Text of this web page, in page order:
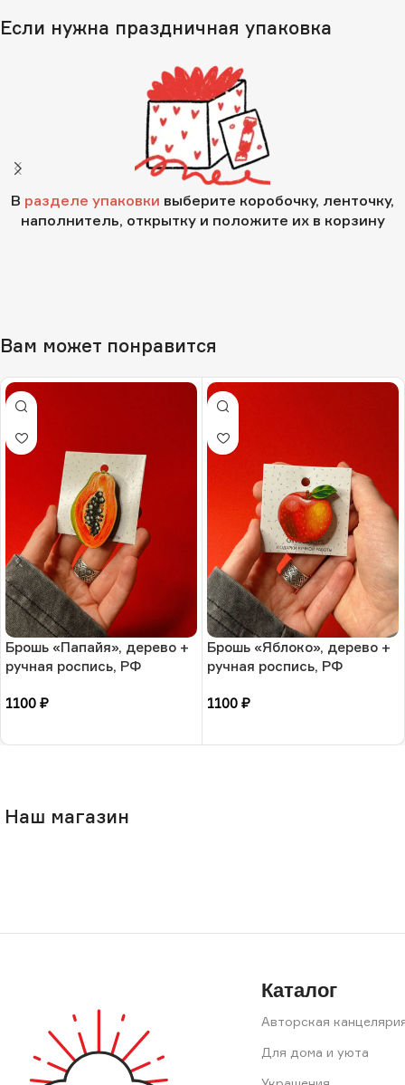
Если нужна праздничная упаковка
В разделе упаковки выберите коробочку, ленточку,
наполнитель, открытку и положите их в корзину
Вам может понравится
Брошь «Папайя», дерево +
ручная роспись, РФ
1100 ₽
Брошь «Яблоко», дерево +
ручная роспись, РФ
1100 ₽
Наш магазин
Каталог
Авторская
Для дома и уюта